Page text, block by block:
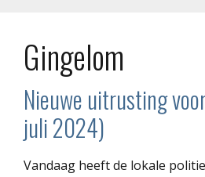
Gingelom
Nieuwe uitrusting
juli 2024)
Vandaag heeft de lokale